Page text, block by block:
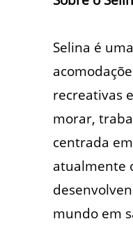
Selina é
recreativas
morar,
centrada
atualmente
mundo em